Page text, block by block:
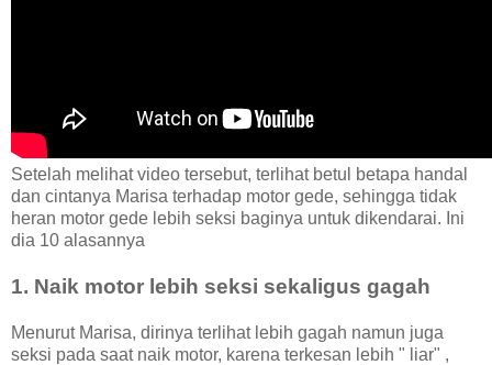
Setelah melihat video tersebut, terlihat betul betapa handal
dan cintanya Marisa terhadap motor gede, sehingga tidak
heran motor gede lebih seksi baginya untuk dikendarai. Ini
dia 10 alasannya
1. Naik motor lebih seksi sekaligus gagah
Menurut Marisa, dirinya terlihat lebih gagah namun juga
seksi pada saat naik motor, karena terkesan lebih " liar" ,